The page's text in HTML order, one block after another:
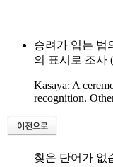
승려가 입는 법
의 표시로 조사
Kasaya: A
recognition.
찾은 단어가 없